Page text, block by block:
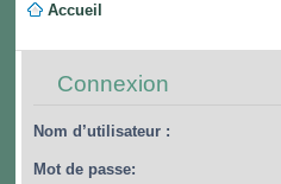
Accueil
Connexion
Nom d’utilisateur :
Mot de passe: